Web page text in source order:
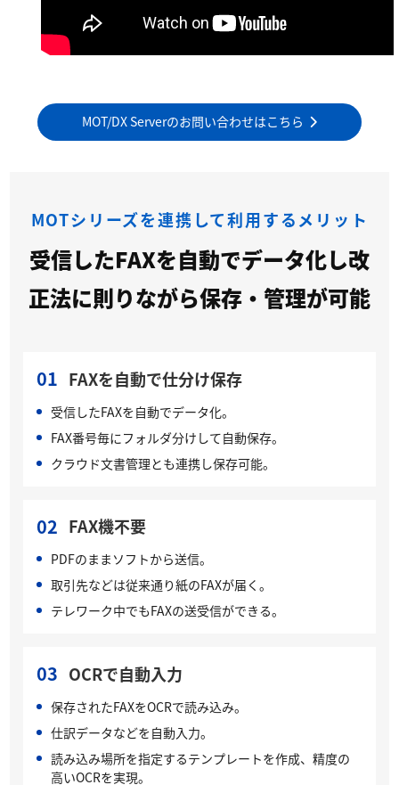
MOT/DX Serverのお問い合わせはこちら
MOTシリーズを連携して利用するメリット
受信したFAXを自動でデータ化し改
正法に則りながら保存・管理が可能
01 FAXを自動で仕分け保存
受信したFAXを自動でデータ化。
FAX番号毎にフォルダ分けして自動保存。
クラウド文書管理とも連携し保存可能。
02 FAX機不要
PDFのままソフトから送信。
取引先などは従来通り紙のFAXが届く。
テレワーク中でもFAXの送受信ができる。
03 OCRで自動入力
保存されたFAXをOCRで読み込み。
仕訳データなどを自動入力。
読み込み場所を指定するテンプレートを作成、精度の
高いOCRを実現。